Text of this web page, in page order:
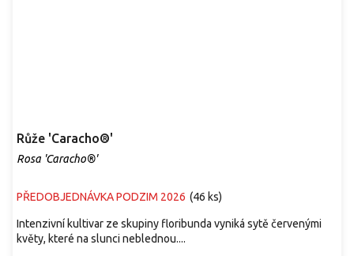
Růže 'Caracho®'
Rosa 'Caracho®'
PŘEDOBJEDNÁVKA PODZIM 2026 (46 ks)
Intenzivní kultivar ze skupiny floribunda vyniká sytě červenými
květy, které na slunci neblednou....